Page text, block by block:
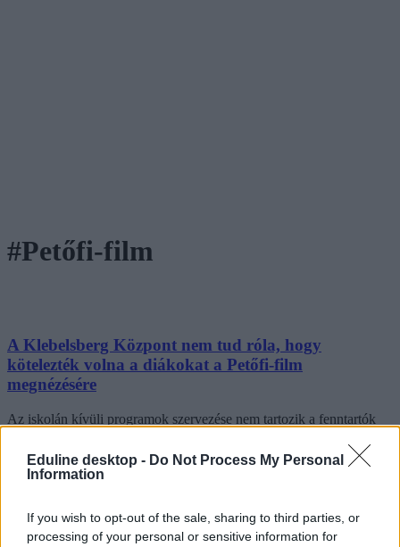
Eduline desktop - Do Not Process My Personal
Information
If you wish to opt-out of the sale, sharing to third parties, or
processing of your personal or sensitive information for
#Petőfi-film
A Klebelsberg Központ nem tud róla, hogy
kötelezték volna a diákokat a Petőfi-film
megnézésére
Az iskolán kívüli programok szervezése nem tartozik a fenntartók
Közoktatás
Gál Luca